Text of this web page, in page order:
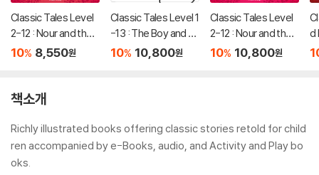
Classic Tales Level
2-12 : Nour and the
Three Princess Stu
10% 8,550원
Classic Tales Level 1
-13 : The Boy and th
e Violin MP3 Pack
10% 10,800원
Classic Tales Level
2-12 : Nour and the
Three Princes MP3
10% 10,800원
d
e
책소개
Richly illustrated books offering classic stories retold for child
ren accompanied by e-Books, audio, and Activity and Play bo
oks.